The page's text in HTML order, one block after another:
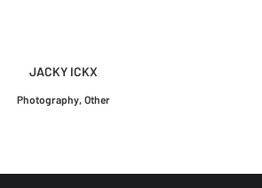
JACKY ICKX
Photography, Other